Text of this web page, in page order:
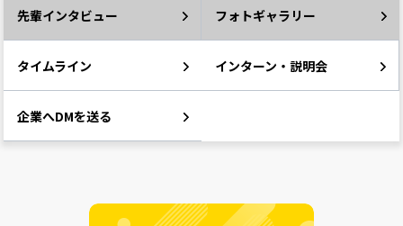
先輩インタビュー フォトギャラリー
タイムライン インターン・説明会
企業へDMを送る